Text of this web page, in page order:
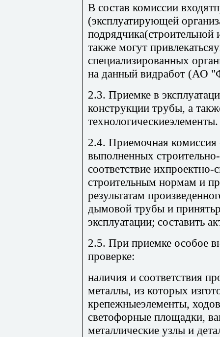
В состав комиссии
(эксплуатирующей
также могут
специализированных
на данный видработ (АО
2.3. Приемке в
конструкции трубы, а
технологическиеэлементы.
2.4. Приемочная комиссия
выполненных
соответствие
строительным нормам и
результатам
дымовой трубы и
эксплуатации; составить
2.5. При приемке особое
проверке:
наличия и соответствия
металлы, из которых
крепежныеэлементы,
светофорные площадки,
металлические узлы и